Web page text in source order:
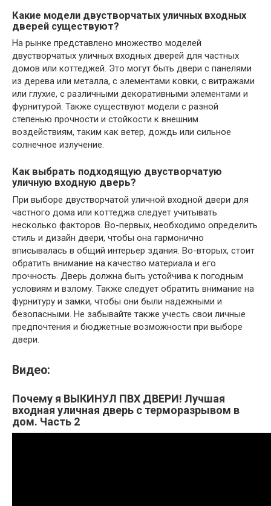
Какие модели двустворчатых уличных входных
дверей существуют?
На рынке представлено множество моделей
двустворчатых уличных входных дверей для частных
домов или коттеджей. Это могут быть двери с панелями
из дерева или металла, с элементами ковки, с витражами
или глухие, с различными декоративными элементами и
фурнитурой. Также существуют модели с разной
степенью прочности и стойкости к внешним
воздействиям, таким как ветер, дождь или сильное
солнечное излучение.
Как выбрать подходящую двустворчатую
уличную входную дверь?
При выборе двустворчатой уличной входной двери для
частного дома или коттеджа следует учитывать
несколько факторов. Во-первых, необходимо определить
стиль и дизайн двери, чтобы она гармонично
вписывалась в общий интерьер здания. Во-вторых, стоит
обратить внимание на качество материала и его
прочность. Дверь должна быть устойчива к погодным
условиям и взлому. Также следует обратить внимание на
фурнитуру и замки, чтобы они были надежными и
безопасными. Не забывайте также учесть свои личные
предпочтения и бюджетные возможности при выборе
двери.
Видео:
Почему я ВЫКИНУЛ ПВХ ДВЕРИ! Лучшая
входная уличная дверь с терморазрывом в
дом. Часть 2